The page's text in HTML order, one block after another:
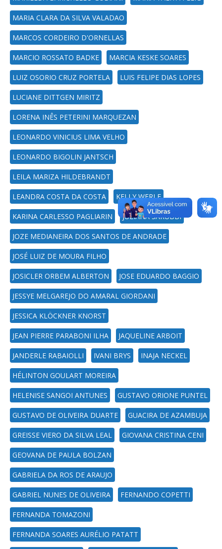
MARIA CLARA DA SILVA VALADAO
MARCOS CORDEIRO D'ORNELLAS
MARCIO ROSSATO BADKE MARCIA KESKE SOARES
LUIZ OSORIO CRUZ PORTELA LUIS FELIPE DIAS LOPES
LUCIANE DITTGEN MIRITZ
LORENA INÊS PETERINI MARQUEZAN
LEONARDO VINICIUS LIMA VELHO
LEONARDO BIGOLIN JANTSCH
LEILA MARIZA HILDEBRANDT
LEANDRA COSTA DA COSTA KELLY WERLE
KARINA CARLESSO PAGLIARIN JULIANA SARUBBI
JOZE MEDIANEIRA DOS SANTOS DE ANDRADE
JOSÉ LUIZ DE MOURA FILHO
JOSICLER ORBEM ALBERTON JOSE EDUARDO BAGGIO
JESSYE MELGAREJO DO AMARAL GIORDANI
JESSICA KLÖCKNER KNORST
JEAN PIERRE PARABONI ILHA JAQUELINE ARBOIT
JANDERLE RABAIOLLI IVANI BRYS INAJA NECKEL
HÉLINTON GOULART MOREIRA
HELENISE SANGOI ANTUNES GUSTAVO ORIONE PUNTEL
GUSTAVO DE OLIVEIRA DUARTE GUACIRA DE AZAMBUJA
GREISSE VIERO DA SILVA LEAL GIOVANA CRISTINA CENI
GEOVANA DE PAULA BOLZAN
GABRIELA DA ROS DE ARAUJO
GABRIEL NUNES DE OLIVEIRA FERNANDO COPETTI
FERNANDA TOMAZONI
FERNANDA SOARES AURÉLIO PATATT